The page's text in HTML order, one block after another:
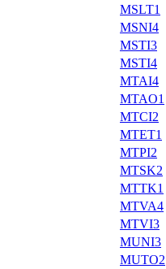
MSLT1
MSNI4
MSTI3
MSTI4
MTAI4
MTAO1
MTCI2
MTET1
MTPI2
MTSK2
MTTK1
MTVA4
MTVI3
MUNI3
MUTO2